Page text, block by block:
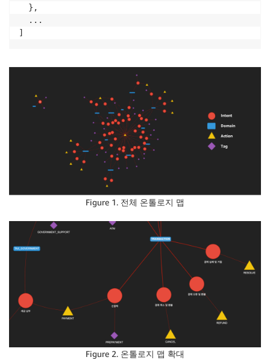
  },
  ...
]
Figure 1. 전체 온톨로지 맵
Figure 2. 온톨로지 맵 확대